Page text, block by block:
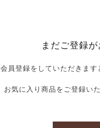
まだご登録
会員登録をしていただきます
お気に入り商品をご登録い